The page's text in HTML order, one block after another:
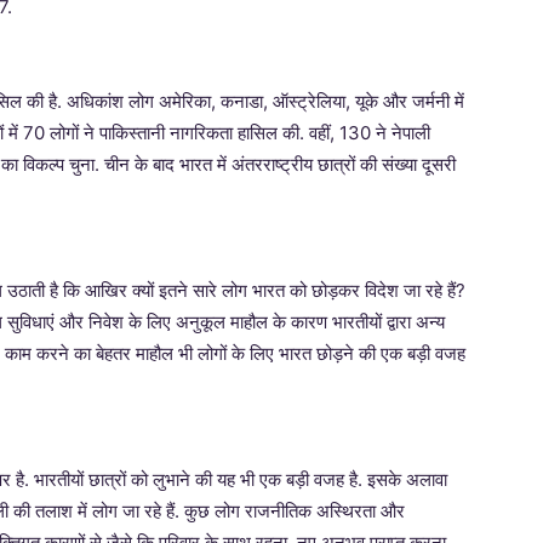
की है. अधिकांश लोग अमेरिका, कनाडा, ऑस्ट्रेलिया, यूके और जर्मनी में
लोगों ने पाकिस्तानी नागरिकता हासिल की. वहीं, 130 ने नेपाली
विकल्प चुना. चीन के बाद भारत में अंतरराष्ट्रीय छात्रों की संख्या दूसरी
है कि आखिर क्यों इतने सारे लोग भारत को छोड़कर विदेश जा रहे हैं?
और निवेश के लिए अनुकूल माहौल के कारण भारतीयों द्वारा अन्य
करने का बेहतर माहौल भी लोगों के लिए भारत छोड़ने की एक बड़ी वजह
भारतीयों छात्रों को लुभाने की यह भी एक बड़ी वजह है. इसके अलावा
की तलाश में लोग जा रहे हैं. कुछ लोग राजनीतिक अस्थिरता और